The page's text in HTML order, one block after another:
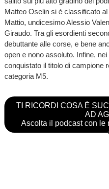
Matteo Oselin si è classificato
Mattio, undicesimo Alessio
Giraudo. Tra gli esordienti
debuttante alle corse, e bene
open e nono assoluto. Infine,
conquistato il titolo di campione
categoria M5.
TI RICORDI COSA È
AD
Ascolta il podcast con le